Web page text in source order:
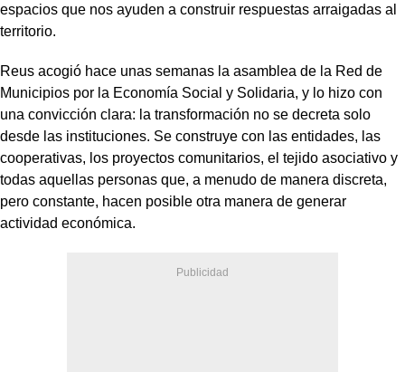
espacios que nos ayuden a construir respuestas arraigadas al
territorio.
Reus acogió hace unas semanas la asamblea de la Red de
Municipios por la Economía Social y Solidaria, y lo hizo con
una convicción clara: la transformación no se decreta solo
desde las instituciones. Se construye con las entidades, las
cooperativas, los proyectos comunitarios, el tejido asociativo y
todas aquellas personas que, a menudo de manera discreta,
pero constante, hacen posible otra manera de generar
actividad económica.